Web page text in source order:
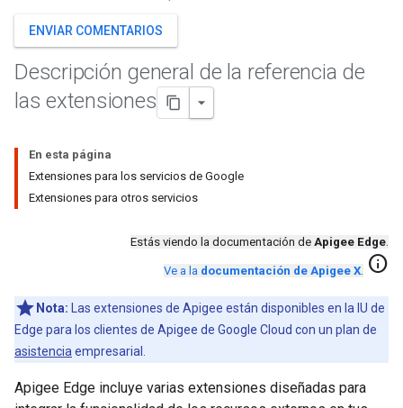
ENVIAR COMENTARIOS
Descripción general de la referencia de
las extensiones
En esta página
Extensiones para los servicios de Google
Extensiones para otros servicios
Estás viendo la documentación de Apigee Edge.
Ve a la documentación de Apigee X. info
Nota: Las extensiones de Apigee están disponibles en la IU de
Edge para los clientes de Apigee de Google Cloud con un plan de
asistencia empresarial.
Apigee Edge incluye varias extensiones diseñadas para